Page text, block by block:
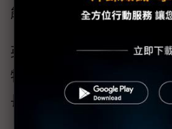
能趨近1比1甚至反轉。
英特爾預估，2026年全球
特爾自身出貨量，都將維
長，動能延續至2027年，